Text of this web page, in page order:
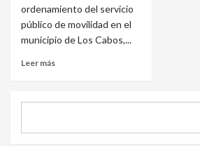
ordenamiento del servicio
público de movilidad en el
municipio de Los Cabos,...
Leer más